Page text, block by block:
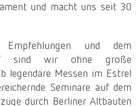
und macht uns seit 30
Empfehlungen und dem
sind wir ohne große
legendäre Messen im Estrel
Seminare auf dem
durch Berliner Altbauten